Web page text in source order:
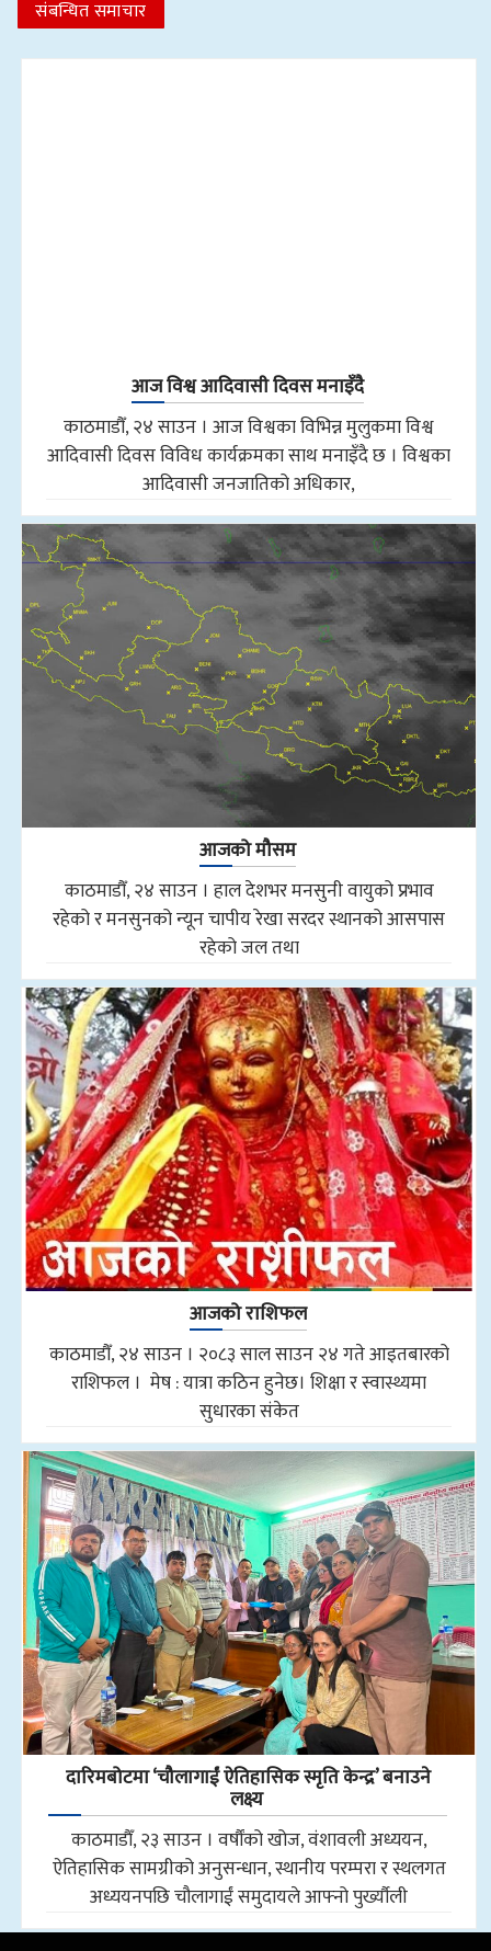
संबन्धित समाचार
आज विश्व आदिवासी दिवस मनाइँदै
काठमाडौँ, २४ साउन । आज विश्वका विभिन्न मुलुकमा विश्व
आदिवासी दिवस विविध कार्यक्रमका साथ मनाइँदै छ । विश्वका
आदिवासी जनजातिको अधिकार,
आजको मौसम
काठमाडौँ, २४ साउन । हाल देशभर मनसुनी वायुको प्रभाव
रहेको र मनसुनको न्यून चापीय रेखा सरदर स्थानको आसपास
रहेको जल तथा
आजको राशिफल
काठमाडौँ, २४ साउन । २०८३ साल साउन २४ गते आइतबारको
राशिफल । मेष : यात्रा कठिन हुनेछ। शिक्षा र स्वास्थ्यमा
सुधारका संकेत
दारिमबोटमा ‘चौलागाईं ऐतिहासिक स्मृति केन्द्र’ बनाउने
लक्ष्य
काठमाडाैँ, २३ साउन । वर्षौंको खोज, वंशावली अध्ययन,
ऐतिहासिक सामग्रीको अनुसन्धान, स्थानीय परम्परा र स्थलगत
अध्ययनपछि चौलागाईं समुदायले आफ्नो पुर्ख्यौली